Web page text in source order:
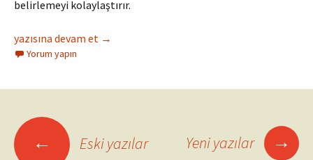
belirlemeyi kolaylaştırır.
Basit Etnografya
yazısına devam et →
Yorum yapın
Yazı
← Eski yazılar Yeni yazılar →